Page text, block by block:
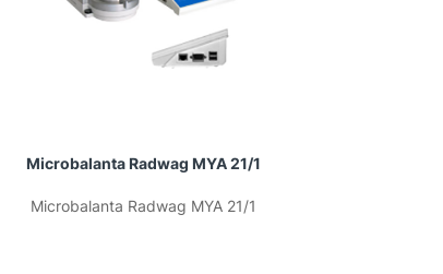
Microbalanta Radwag MYA 21/1
Microbalanta Radwag MYA 21/1